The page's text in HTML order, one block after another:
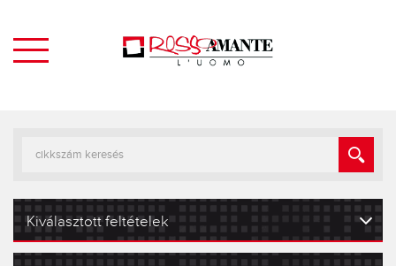
Kiválasztott feltételek